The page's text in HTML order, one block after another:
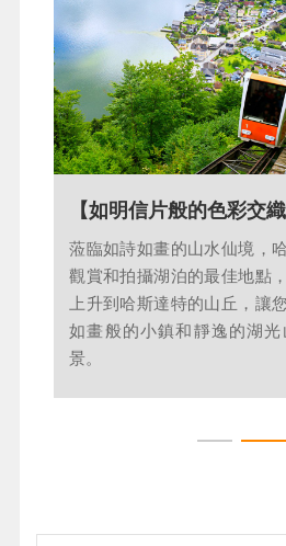
【如明信片般的色彩交織
蒞臨如詩如畫的山水仙境，
觀賞和拍攝湖泊的最佳地點
上升到哈斯達特的山丘，讓
如畫般的小鎮和靜逸的湖
景。
【走進人間仙境～哈爾斯
走進薩爾茲卡默古特湖區，
爍銀光的皚皚白雪，與翡
景。1997年被列為世界文化
是湖區最迷人的湖畔小鎮；
鐘聲迴盪，天鵝悠游山水間